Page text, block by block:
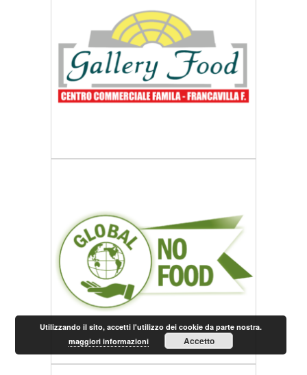
Utilizzando il sito, accetti l'utilizzo dei cookie da parte nostra.
maggiori informazioni
Accetto